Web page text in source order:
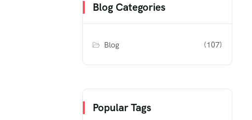
Blog Categories
Blog (107)
Popular Tags